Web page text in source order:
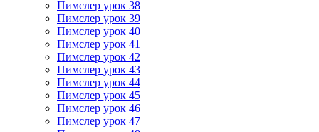
Пимслер урок 38
Пимслер урок 39
Пимслер урок 40
Пимслер урок 41
Пимслер урок 42
Пимслер урок 43
Пимслер урок 44
Пимслер урок 45
Пимслер урок 46
Пимслер урок 47